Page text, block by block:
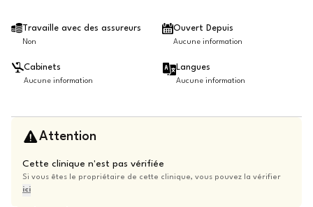
Travaille avec des assureurs
Non
Ouvert Depuis
Aucune information
Cabinets
Aucune information
Langues
Aucune information
Attention
Cette clinique n'est pas vérifiée
Si vous êtes le propriétaire de cette clinique, vous pouvez la vérifier
ici